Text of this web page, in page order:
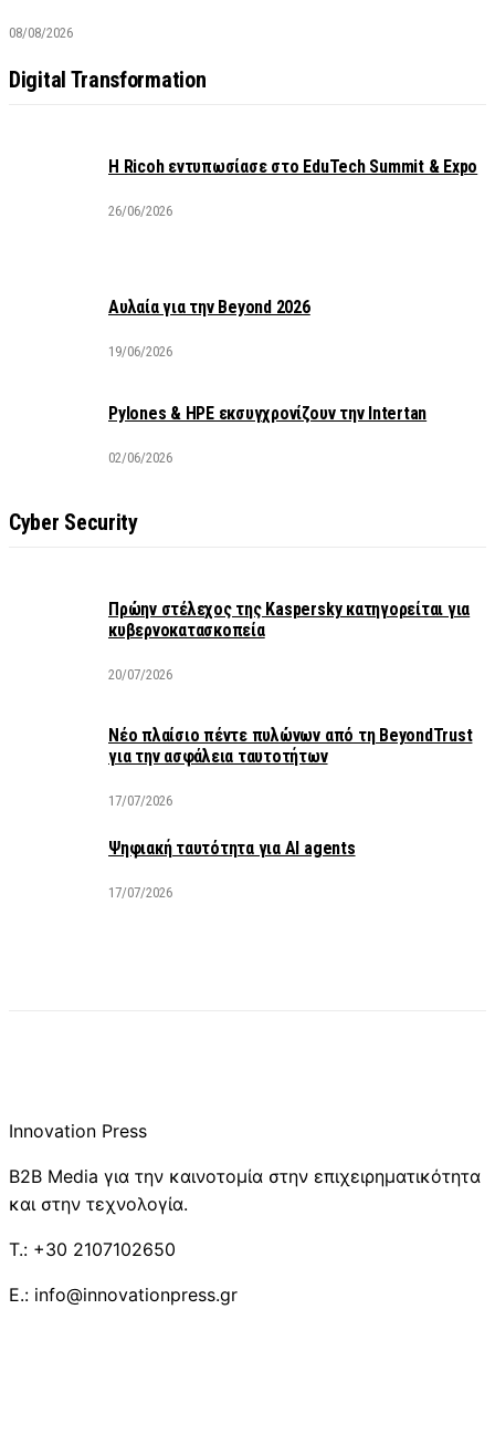
08/08/2026
Digital Transformation
Η Ricoh εντυπωσίασε στο EduTech Summit & Expo
26/06/2026
Αυλαία για την Beyond 2026
19/06/2026
Pylones & HPE εκσυγχρονίζουν την Intertan
02/06/2026
Cyber Security
Πρώην στέλεχος της Kaspersky κατηγορείται για
κυβερνοκατασκοπεία
20/07/2026
Νέο πλαίσιο πέντε πυλώνων από τη BeyondTrust
για την ασφάλεια ταυτοτήτων
17/07/2026
Ψηφιακή ταυτότητα για AI agents
17/07/2026
Innovation Press
B2B Media για την καινοτομία στην επιχειρηματικότητα
και στην τεχνολογία.
T.: +30 2107102650
E.: info@innovationpress.gr